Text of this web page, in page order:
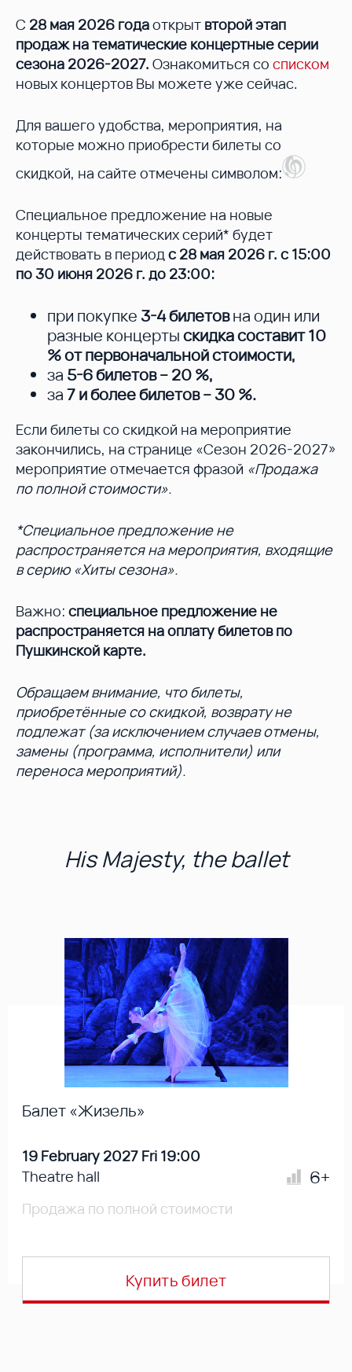
С 28 мая 2026 годаоткрыт второй этап
продаж на тематические концертные серии
сезона 2026-2027. Ознакомиться со списком
новых концертов Вы можете уже сейчас.
Для вашего удобства, мероприятия, на
которые можно приобрести билеты со
скидкой, на сайте отмечены символом:
Специальное предложение на новые
концерты тематических серий* будет
действовать в периодс 28 мая 2026 г. с 15:00
по 30 июня 2026 г. до 23:00:
при покупке 3-4 билетовна один или
разные концертыскидка составит 10
%от первоначальной стоимости,
за 5-6 билетов – 20 %,
за7 и более билетов – 30 %.
Если билеты со скидкой на мероприятие
закончились, на странице «Сезон 2026-2027»
мероприятие отмечается фразой «Продажа
по полной стоимости».
*Специальное предложение не
распространяется на мероприятия, входящие
в серию «Хиты сезона».
Важно: специальное предложение не
распространяется на оплату билетов по
Пушкинской карте.
Обращаем внимание, что билеты,
приобретённые со скидкой, возврату не
подлежат (за исключением случаев отмены,
замены (программа, исполнители) или
переноса мероприятий).
His Majesty, the ballet
Балет «Жизель»
19 February 2027 Fri 19:00
Theatre hall
6+
Продажа по полной стоимости
Купить билет